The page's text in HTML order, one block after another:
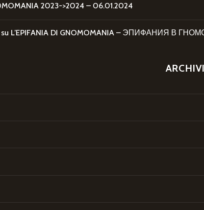
2023->2024 – 06.01.2024
su L’EPIFANIA DI GNOMOMANIA – ЭПИФАНИЯ В
ARCHIVI